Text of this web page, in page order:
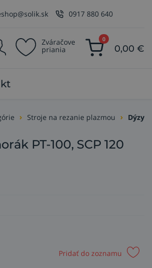
0917 880 640
Zváračove
priania
0
0,00 €
Stroje na rezanie plazmou Dýzy
PT-100, SCP 120
Pridať do zoznamu